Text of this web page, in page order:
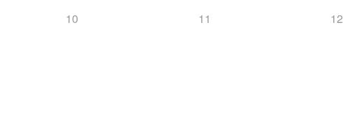
10 11 12